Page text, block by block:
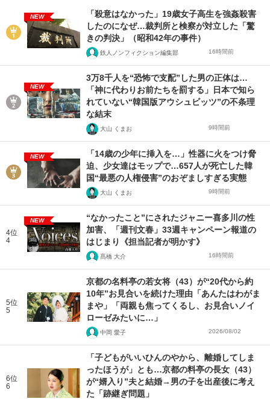
NEW
「殺意はなかった」19歳女子高生を強姦殺害
したのになぜ…裁判所と検察が対立した「驚
きの判決」（昭和42年の事件）
鉄人ノンフィクション編集部 16時間前
NEW
3万8千人を“恐怖で支配”した男の正体は…
「神に代わりお前たちを罰する」日本で知ら
れていない“韓国版アウシュビッツ”の不条理
な結末
大山 くまお 9時間前
NEW
「14歳の少年に挿入を…」性器に火をつけ脅
迫、少女達はモップで…657人が死亡した韓
国“最悪の人権侵害”のおぞましすぎる実態
大山 くまお 9時間前
4位
4
NEW
“なかったこと”にされたジャニー喜多川の性
加害、「週刊文春」33週キャンペーン報道の
はじまり《担当記者が明かす》
髙橋 大介 16時間前
5位
5
京都の名料亭の若女将（43）が“20代から約
10年”お見合いを続けた理由「あんたはわがま
まや」「両親も焦ってくるし、お見合いノイ
ローゼみたいに…」
中岡 愛子 2026/08/02
6位
6
「子どもがいいひんのやから、離婚してしま
ったほうが」とも…京都の料亭の長女（43）
が“婿入り”夫と結婚→男の子を出産後に考え
た「跡継ぎ問題」